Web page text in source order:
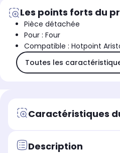
Les points forts du
Pièce détachée
Pour : Four
Compatible : Hotpoint
Toutes les
Caractéristiques
Description